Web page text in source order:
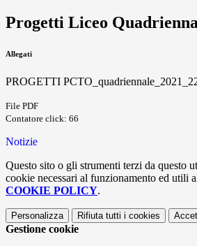
Progetti Liceo
Allegati
PROGETTI
File PDF
Contatore click: 66
Notizie
Questo sito o gli strumenti terzi da questo
cookie necessari al funzionamento ed utili
COOKIE POLICY.
Personalizza Rifiuta tutti i cookies
Gestione cookie